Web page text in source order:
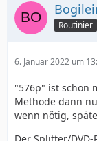
Routinier
6. Januar 2022 um
"576p" ist schon
Methode dann
wenn nötig,